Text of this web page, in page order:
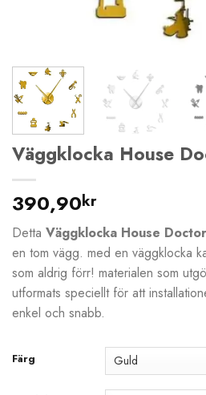
Väggklocka House
390,90kr
Detta Väggklocka House Doctor
en tom vägg. med en väggklocka
som aldrig förr! materialen som
utformats speciellt för att
enkel och snabb.
Färg